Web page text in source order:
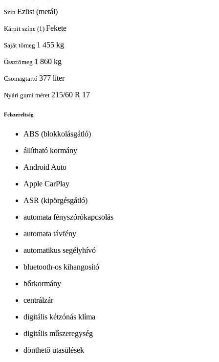
Szín Ezüst (metál)
Kárpit színe (1) Fekete
Saját tömeg 1 455 kg
Össztömeg 1 860 kg
Csomagtartó 377 liter
Nyári gumi méret 215/60 R 17
Felszereltség
ABS (blokkolásgátló)
állítható kormány
Android Auto
Apple CarPlay
ASR (kipörgésgátló)
automata fényszórókapcsolás
automata távfény
automatikus segélyhívó
bluetooth-os kihangosító
bőrkormány
centrálzár
digitális kétzónás klíma
digitális műszeregység
dönthető utasülések